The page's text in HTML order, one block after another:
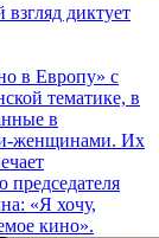
диктует
в Европу» с
тематике, в
в
женщинами. Их
«Я хочу,
кино».